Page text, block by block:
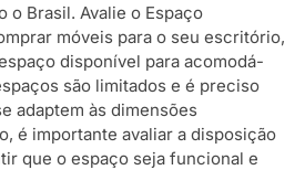
o Brasil. Avalie o Espaço
móveis para o seu escritório,
disponível para acomodá-
são limitados e é preciso
adaptem às dimensões
é importante avaliar a disposição
que o espaço seja funcional e